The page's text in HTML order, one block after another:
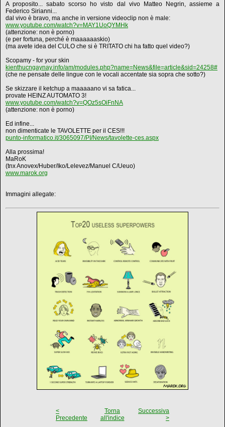
A proposito... sabato scorso ho visto dal vivo Matteo Negrin, assieme a
Federico Sirianni...
dal vivo è bravo, ma anche in versione videoclip non è male:
www.youtube.com/watch?v=MAY1UoQYMHk
(attenzione: non è porno)
(e per fortuna, perché è maaaaaaskio)
(ma avete idea del CULO che si è TRITATO chi ha fatto quel video?)
Scopamy - for your skin
kienthucngaynay.info/am/modules.php?name=News&file=article&sid=24258#
(che ne pensate delle lingue con le vocali accentate sia sopra che sotto?)
Se skizzare il ketchup a maaaaano vi sa fatica...
provate HEINZ AUTOMATO 3!
www.youtube.com/watch?v=QOz5sOiFnNA
(attenzione: non è porno)
Ed infine...
non dimenticate le TAVOLETTE per il CES!!!
punto-informatico.it/3065097/PI/News/tavolette-ces.aspx
Alla prossima!
MaRoK
(tnx Anovex/Huber/Iko/Lelevez/Manuel C/Ueuo)
www.marok.org
Immagini allegate:
<
Precedente
Torna
all'indice
Successiva
>